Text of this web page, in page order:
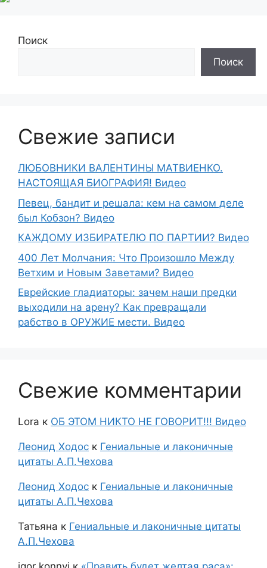
Поиск
Поиск
Свежие записи
ЛЮБОВНИКИ ВАЛЕНТИНЫ МАТВИЕНКО.
НАСТОЯЩАЯ БИОГРАФИЯ! Видео
Певец, бандит и решала: кем на самом деле
был Кобзон? Видео
КАЖДОМУ ИЗБИРАТЕЛЮ ПО ПАРТИИ? Видео
400 Лет Молчания: Что Произошло Между
Ветхим и Новым Заветами? Видео
Еврейские гладиаторы: зачем наши предки
выходили на арену? Как превращали
рабство в ОРУЖИЕ мести. Видео
Свежие комментарии
Lora к ОБ ЭТОМ НИКТО НЕ ГОВОРИТ!!! Видео
Леонид Ходос к Гениальные и лаконичные
цитаты А.П.Чехова
Леонид Ходос к Гениальные и лаконичные
цитаты А.П.Чехова
Татьяна к Гениальные и лаконичные цитаты
А.П.Чехова